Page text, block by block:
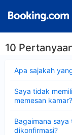
10
Apa sajakah
Saya tidak
memesan kamar?
Bagaimana
dikonfirmasi?